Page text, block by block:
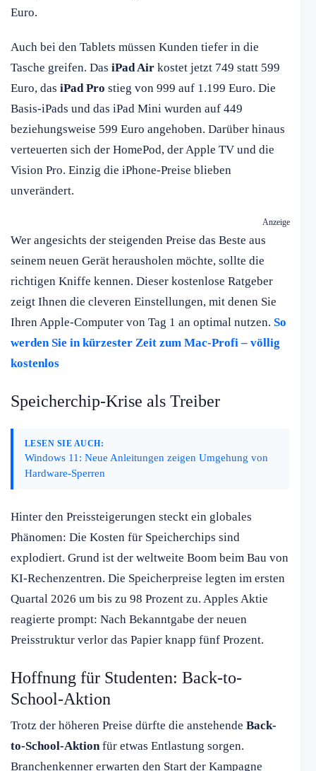
Euro.
Auch bei den Tablets müssen Kunden tiefer in die
Tasche greifen. Das iPad Air kostet jetzt 749 statt 599
Euro, das iPad Pro stieg von 999 auf 1.199 Euro. Die
Basis-iPads und das iPad Mini wurden auf 449
beziehungsweise 599 Euro angehoben. Darüber hinaus
verteuerten sich der HomePod, der Apple TV und die
Vision Pro. Einzig die iPhone-Preise blieben
unverändert.
Anzeige
Wer angesichts der steigenden Preise das Beste aus
seinem neuen Gerät herausholen möchte, sollte die
richtigen Kniffe kennen. Dieser kostenlose Ratgeber
zeigt Ihnen die cleveren Einstellungen, mit denen Sie
Ihren Apple-Computer von Tag 1 an optimal nutzen. So
werden Sie in kürzester Zeit zum Mac-Profi – völlig
kostenlos
Speicherchip-Krise als Treiber
LESEN SIE AUCH:
Windows 11: Neue Anleitungen zeigen Umgehung von
Hardware-Sperren
Hinter den Preissteigerungen steckt ein globales
Phänomen: Die Kosten für Speicherchips sind
explodiert. Grund ist der weltweite Boom beim Bau von
KI-Rechenzentren. Die Speicherpreise legten im ersten
Quartal 2026 um bis zu 98 Prozent zu. Apples Aktie
reagierte prompt: Nach Bekanntgabe der neuen
Preisstruktur verlor das Papier knapp fünf Prozent.
Hoffnung für Studenten: Back-to-
School-Aktion
Trotz der höheren Preise dürfte die anstehende Back-
to-School-Aktionfür etwas Entlastung sorgen.
Branchenkenner erwarten den Start der Kampagne